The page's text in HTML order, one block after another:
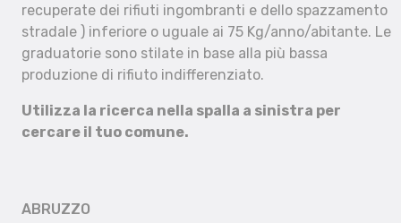
recuperate dei rifiuti ingombranti e dello spazzamento
stradale ) inferiore o uguale ai 75 Kg/anno/abitante. Le
graduatorie sono stilate in base alla più bassa
produzione di rifiuto indifferenziato.
Utilizza la ricerca nella spalla a sinistra per
cercare il tuo comune.
ABRUZZO